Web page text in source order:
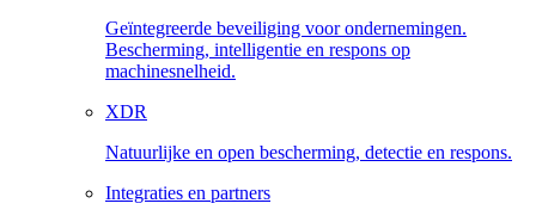
Geïntegreerde beveiliging voor ondernemingen.
Bescherming, intelligentie en respons op
machinesnelheid.
XDR
Natuurlijke en open bescherming, detectie en respons.
Integraties en partners